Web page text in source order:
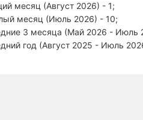
месяц (Август 2026) - 1;
месяц (Июль 2026) - 10;
3 месяца (Май 2026 - Июль
год (Август 2025 - Июль